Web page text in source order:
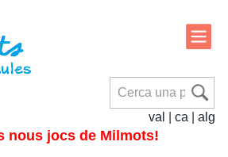
val ca alg
nous jocs de Milmots!